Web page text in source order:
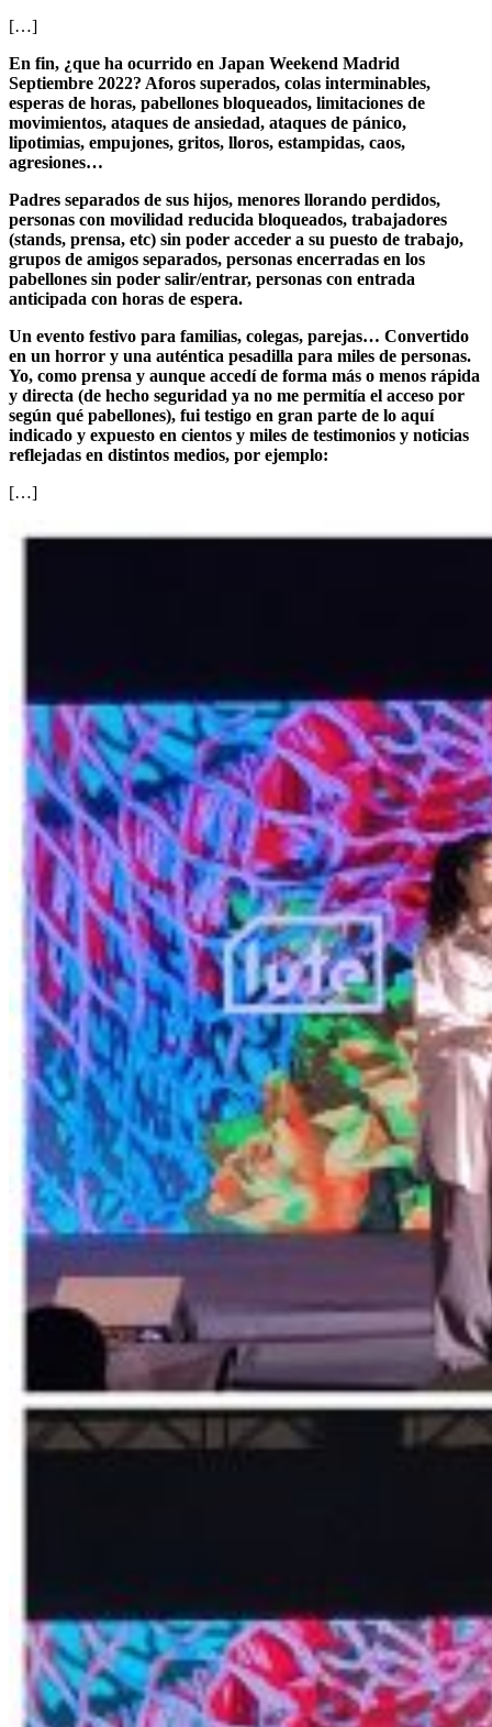
[…]
En fin, ¿que ha ocurrido en Japan Weekend Madrid
Septiembre 2022? Aforos superados, colas interminables,
esperas de horas, pabellones bloqueados, limitaciones de
movimientos, ataques de ansiedad, ataques de pánico,
lipotimias, empujones, gritos, lloros, estampidas, caos,
agresiones…
Padres separados de sus hijos, menores llorando perdidos,
personas con movilidad reducida bloqueados, trabajadores
(stands, prensa, etc) sin poder acceder a su puesto de trabajo,
grupos de amigos separados, personas encerradas en los
pabellones sin poder salir/entrar, personas con entrada
anticipada con horas de espera.
Un evento festivo para familias, colegas, parejas… Convertido
en un horror y una auténtica pesadilla para miles de personas.
Yo, como prensa y aunque accedí de forma más o menos rápida
y directa (de hecho seguridad ya no me permitía el acceso por
según qué pabellones), fui testigo en gran parte de lo aquí
indicado y expuesto en cientos y miles de testimonios y noticias
reflejadas en distintos medios, por ejemplo:
[…]